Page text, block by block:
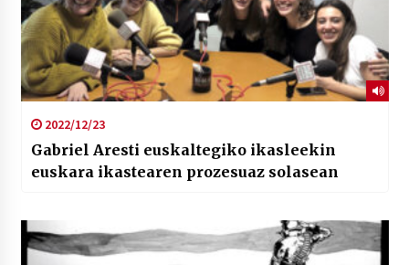
2022/12/23
Gabriel Aresti euskaltegiko ikasleekin
euskara ikastearen prozesuaz solasean